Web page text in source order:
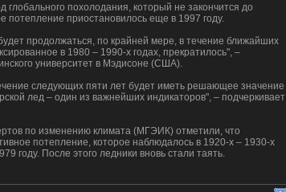
похолодания, который не закончится до
потепление приостановилось еще в 1997 году.
продолжаться, по крайней мере, в течение ближайших
в 1980 – 1990-х годах, прекратилось", –
университет в Мэдисоне (США).
следующих пяти лет будет иметь решающее значение
лед – один из важнейших индикаторов", – подчеркивает
по изменению климата (МГЭИК) отметили, что
потепление, которое наблюдалось в 1920-х – 1930-х
году. После этого ледники вновь стали таять.